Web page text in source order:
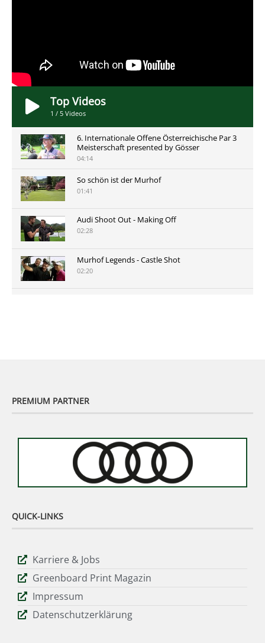
Top Videos
1 / 5 Videos
6. Internationale Offene Österreichische Par 3
Meisterschaft presented by Gösser
04:14
So schön ist der Murhof
01:41
Audi Shoot Out - Making Off
02:28
Murhof Legends - Castle Shot
02:20
PREMIUM PARTNER
QUICK-LINKS
Karriere & Jobs
Greenboard Print Magazin
Impressum
Datenschutzerklärung